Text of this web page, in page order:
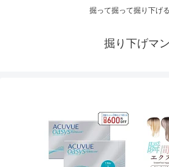
掘って掘って掘り下げ
掘り下げマン